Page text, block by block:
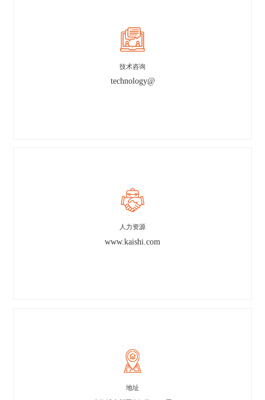
技术咨询
technology@
人力资源
www.kaishi.com
地址